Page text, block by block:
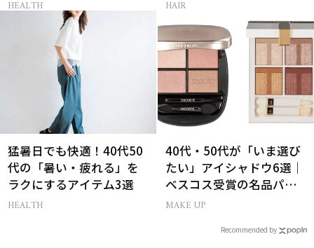
HEALTH HAIR
猛暑日でも快適！40代50
代の「暑い・疲れる」を
ラクにするアイテム3選
HEALTH
40代・50代が「いま選び
たい」アイシャドウ6選｜
ベスコス受賞の名品パレ
ット＆単色アイカラー
MAKE UP
Recommended by